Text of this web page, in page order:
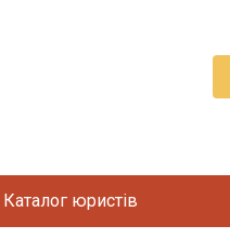
Каталог юристів